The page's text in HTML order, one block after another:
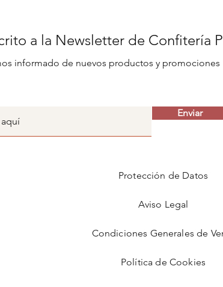
Protección de Datos
Aviso Legal
Condiciones Generales de
Política de Cookies
Enviar
a la Newsletter de Confitería
informado de nuevos productos y promociones